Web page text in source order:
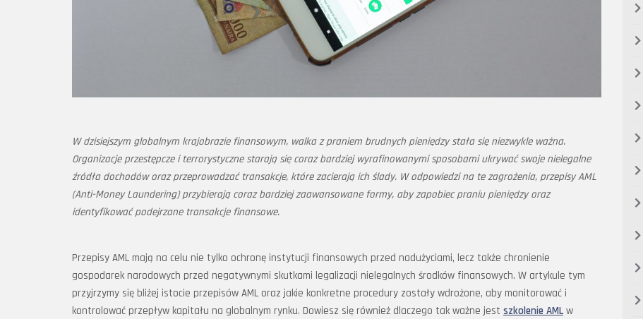
W dzisiejszym globalnym krajobrazie finansowym, walka z praniem brudnych pieniędzy stała się niezwykle ważna.
Organizacje przestępcze i terrorystyczne starają się coraz bardziej wyrafinowanymi sposobami ukrywać swoje nielegalne
źródła dochodów oraz przeprowadzać transakcje, które zacierają ich ślady. W odpowiedzi na te zagrożenia, przepisy AML
(Anti-Money Laundering) przybierają coraz bardziej zaawansowane formy, aby zapobiec praniu pieniędzy oraz
identyfikować podejrzane transakcje finansowe.
Przepisy AML mają na celu nie tylko ochronę instytucji finansowych przed nadużyciami, lecz także chronienie
gospodarek narodowych przed negatywnymi skutkami legalizacji nielegalnych środków finansowych. W artykule tym
przyjrzymy się bliżej istocie przepisów AML oraz jakie konkretne procedury zostały wdrożone, aby monitorować i
kontrolować przepływ kapitału na globalnym rynku. Dowiesz się również dlaczego tak ważne jest szkolenie AML w